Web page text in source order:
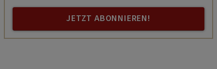
JETZT ABONNIEREN!